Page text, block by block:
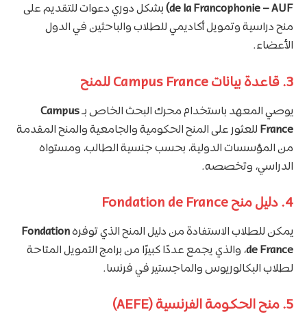
de la Francophonie – AUF) بشكل دوري دعوات للتقديم على
منح دراسية وتمويل أكاديمي للطلاب والباحثين في الدول
الأعضاء.
3. قاعدة بيانات Campus France للمنح
يوصي المعهد باستخدام محرك البحث الخاص بـCampus
France للعثور على المنح الحكومية والجامعية والمنح المقدمة
من المؤسسات الدولية، بحسب جنسية الطالب، ومستواه
الدراسي، وتخصصه.
4. دليل منح Fondation de France
يمكن للطلاب الاستفادة من دليل المنح الذي توفرهFondation
de France، والذي يجمع عددًا كبيرًا من برامج التمويل المتاحة
لطلاب البكالوريوس والماجستير في فرنسا.
5. منح الحكومة الفرنسية (AEFE)